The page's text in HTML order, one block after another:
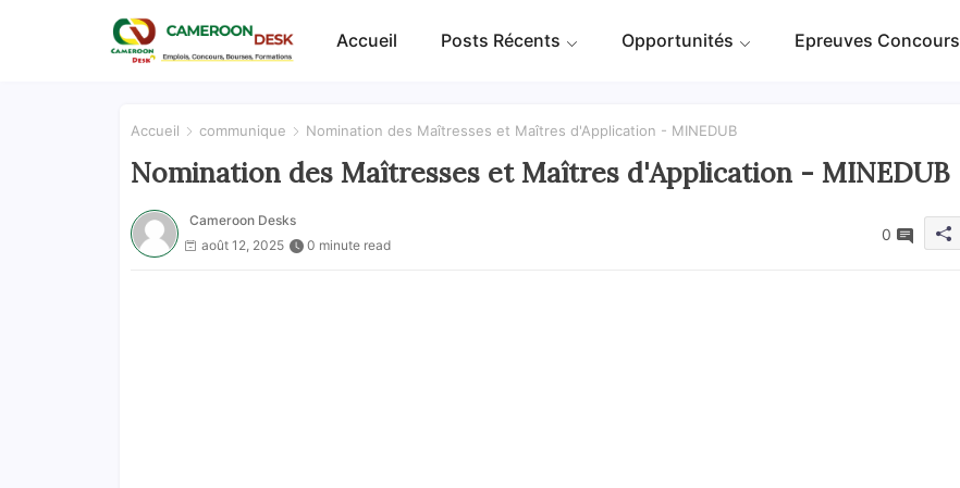
Accueil Posts Récents Opportunités Epreuves Concours
Accueil communique Nomination des Maîtresses et Maîtres d'Application - MINEDUB
Nomination des Maîtresses et Maîtres d'Application - MINEDUB
Cameroon Desks
août 12, 2025
0 minute read
0